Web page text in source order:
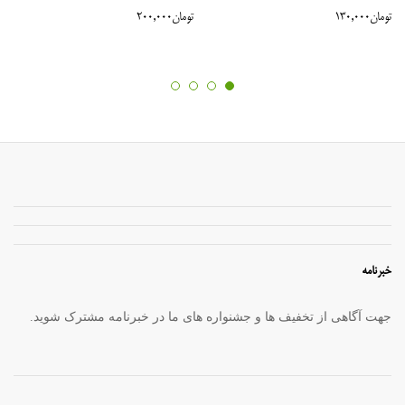
تومان130,000 تومان200,000
خبرنامه
جهت آگاهی از تخفیف ها و جشنواره های ما در خبرنامه مشترک شوید.